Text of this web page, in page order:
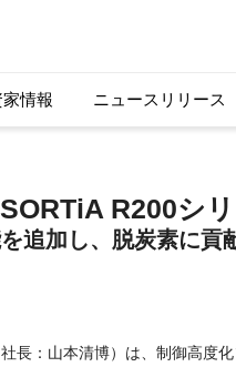
情報 ニュースリリース
R200シ
追加し、脱炭素に貢
：山本清博）は、制御高度